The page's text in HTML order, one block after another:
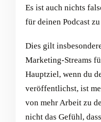
Es ist auch nichts
für deinen Podcast
Dies gilt
Marketing-Streams
Hauptziel, wenn du
veröffentlichst, ist
von mehr Arbeit zu
nicht das Gefühl,